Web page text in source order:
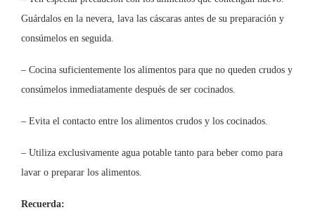
Guárdalos en la nevera, lava las cáscaras antes de su preparación y
consúmelos en seguida.
– Cocina suficientemente los alimentos para que no queden crudos y
consúmelos inmediatamente después de ser cocinados.
– Evita el contacto entre los alimentos crudos y los cocinados.
– Utiliza exclusivamente agua potable tanto para beber como para
lavar o preparar los alimentos.
Recuerda: